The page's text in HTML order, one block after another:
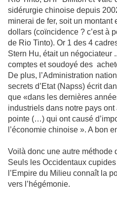
sidérurgie chinoise depuis
minerai de fer, soit un montant
dollars (coïncidence ? c’est à
de Rio Tinto). Or 1 des 4
Stern Hu, était un négociateur
comptes et soudoyé des
De plus, l’Administration
secrets d’Etat (Napss) écrit
que «dans les dernières
industriels dans notre pays
pointe (…) qui ont causé
l’économie chinoise ». A bon
Voilà donc une autre méthode
Seuls les Occidentaux
l’Empire du Milieu connaît la
vers l’hégémonie.